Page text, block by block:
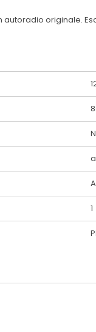
autoradio originale.
1